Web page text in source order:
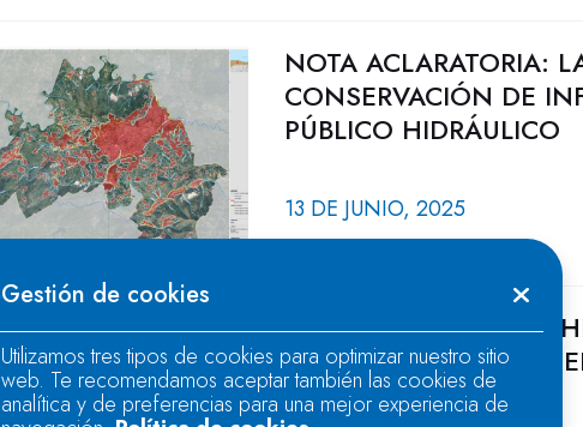
NOTA ACLARATORIA:
CONSERVACIÓN DE
PÚBLICO HIDRÁULICO
13 DE JUNIO, 2025
LA CONFEDERACIÓN
TRABAJA EN LA
MIERES (ASTURIAS)
Gestión de cookies
Utilizamos tres tipos de cookies para optimizar nuestro sitio
web. Te recomendamos aceptar también las cookies de
analítica y de preferencias para una mejor experiencia de